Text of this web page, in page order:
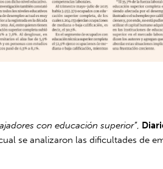
con educación superior”,
se analizaron las dificultades de